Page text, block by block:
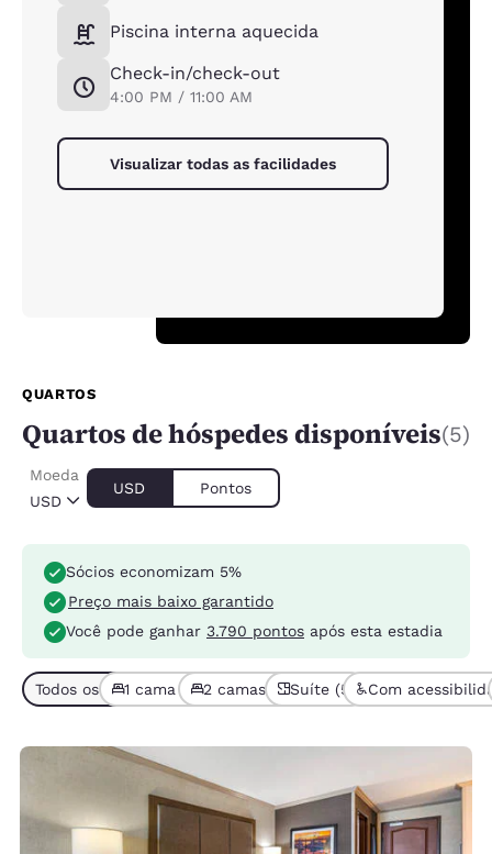
Piscina interna aquecida
Check-in/check-out
4:00 PM / 11:00 AM
Visualizar todas as facilidades
QUARTOS
Quartos de hóspedes disponíveis(5)
USD
Moeda
USD Pontos
Sócios economizam 5%
Preço mais baixo garantido
Você pode ganhar 3.790 pontos após esta estadia
Todos os tipos de quarto (5)
1 cama (4)2 camas ou mais (1)
Suíte (5) Com